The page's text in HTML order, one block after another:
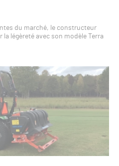
du marché, le constructeur
légèreté avec son modèle Terra